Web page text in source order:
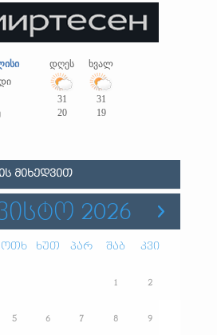
დღეს
ხვალ
31
31
20 19
ᲛᲘᲮᲔᲓᲕᲘᲗ
2026
ოთხ ხუთ პარ შაბ კვი
1 2
5 6 7 8 9